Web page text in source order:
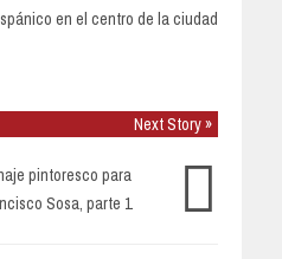
en el centro de la ciudad
Next Story »
pintoresco para
Sosa, parte 1